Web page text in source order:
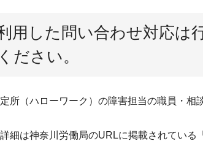
用した問い合わせ対応は
ださい。
所（ハローワーク）の障害担当の職員・
細は神奈川労働局のURLに掲載されている